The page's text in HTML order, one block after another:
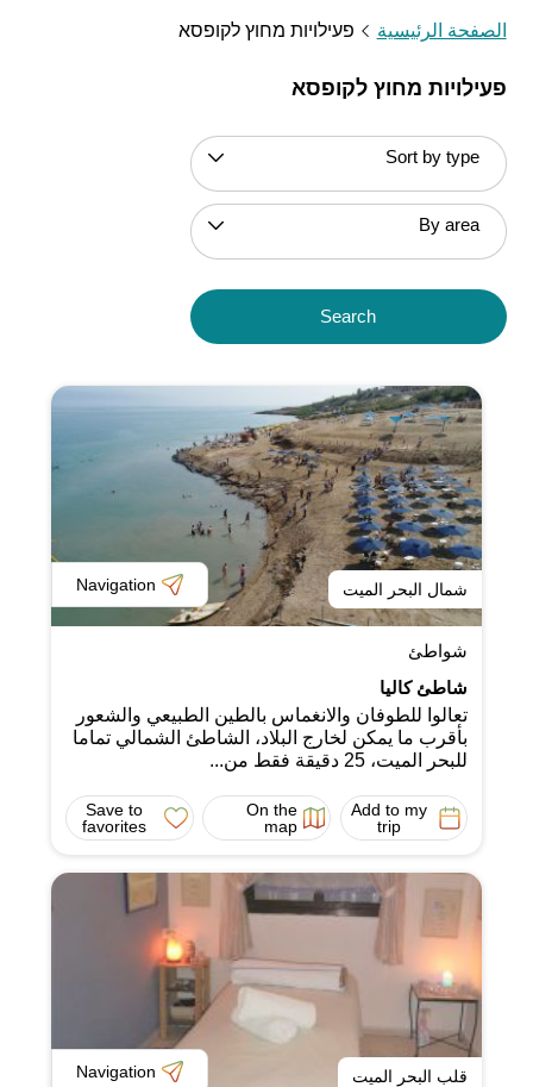
الصفحة الرئيسية פעילויות מחוץ לקופסא
פעילויות מחוץ לקופסא
Sort by type
By area
Search
شمال البحر الميت Navigation
شواطئ
شاطئ كاليا
تعالوا للطوفان والانغماس بالطين الطبيعي والشعور
بأقرب ما يمكن لخارج البلاد، الشاطئ الشمالي تماما
للبحر الميت، 25 دقيقة فقط من...
Add to my
trip
On the
map
Save to
favorites
قلب البحر الميت Navigation